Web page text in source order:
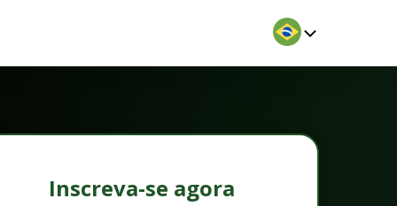
Inscreva-se agora